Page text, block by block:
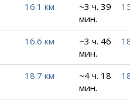
16.1 км
~3 ч. 39
мин.
16.6 км
~3 ч. 46
мин.
18.7 км
~4 ч. 18
мин.